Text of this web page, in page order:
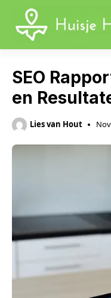
content
SEO
en
Lies van Hout